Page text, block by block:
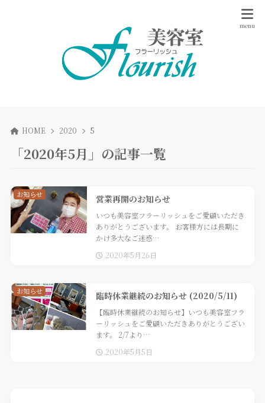
HOME 2020 5
「2020年5月」の記事一覧
営業再開のお知らせ
いつも美容室フラーリッシュをご愛顧いただき
ありがとうございます。 お客様方には長期に
かけ多大なご迷惑…
2020年5月26日
お知らせ
臨時休業継続のお知らせ (2020/5/11)
【臨時休業継続のお知らせ】いつも美容室フラ
ーリッシュをご愛顧いただきありがとうござい
ます。 2/7より…
2020年5月5日
お知らせ